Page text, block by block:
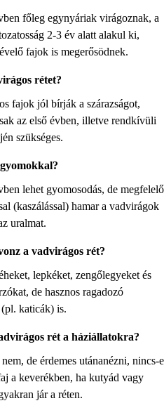
főleg egynyáriak virágoznak, a
2-3 év alatt alakul ki,
fajok is megerősödnek.
rétet?
fajok jól bírják a szárazságot,
az első évben, illetve rendkívüli
szükséges.
lehet gyomosodás, de megfelelő
(kaszálással) hamar a vadvirágok
uralmat.
a vadvirágos rét?
lepkéket, zengőlegyeket és
de hasznos ragadozó
katicák) is.
rét a háziállatokra?
de érdemes utánanézni, nincs-e
a keverékben, ha kutyád vagy
jár a réten.